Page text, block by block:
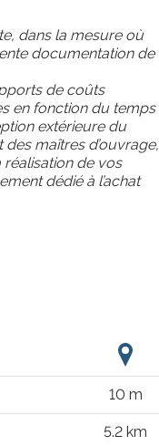
dans la mesure où
documentation de
de coûts
en fonction du temps
extérieure du
maîtres d’ouvrage,
réalisation de vos
dédié à l’achat
10 m
5.2 km